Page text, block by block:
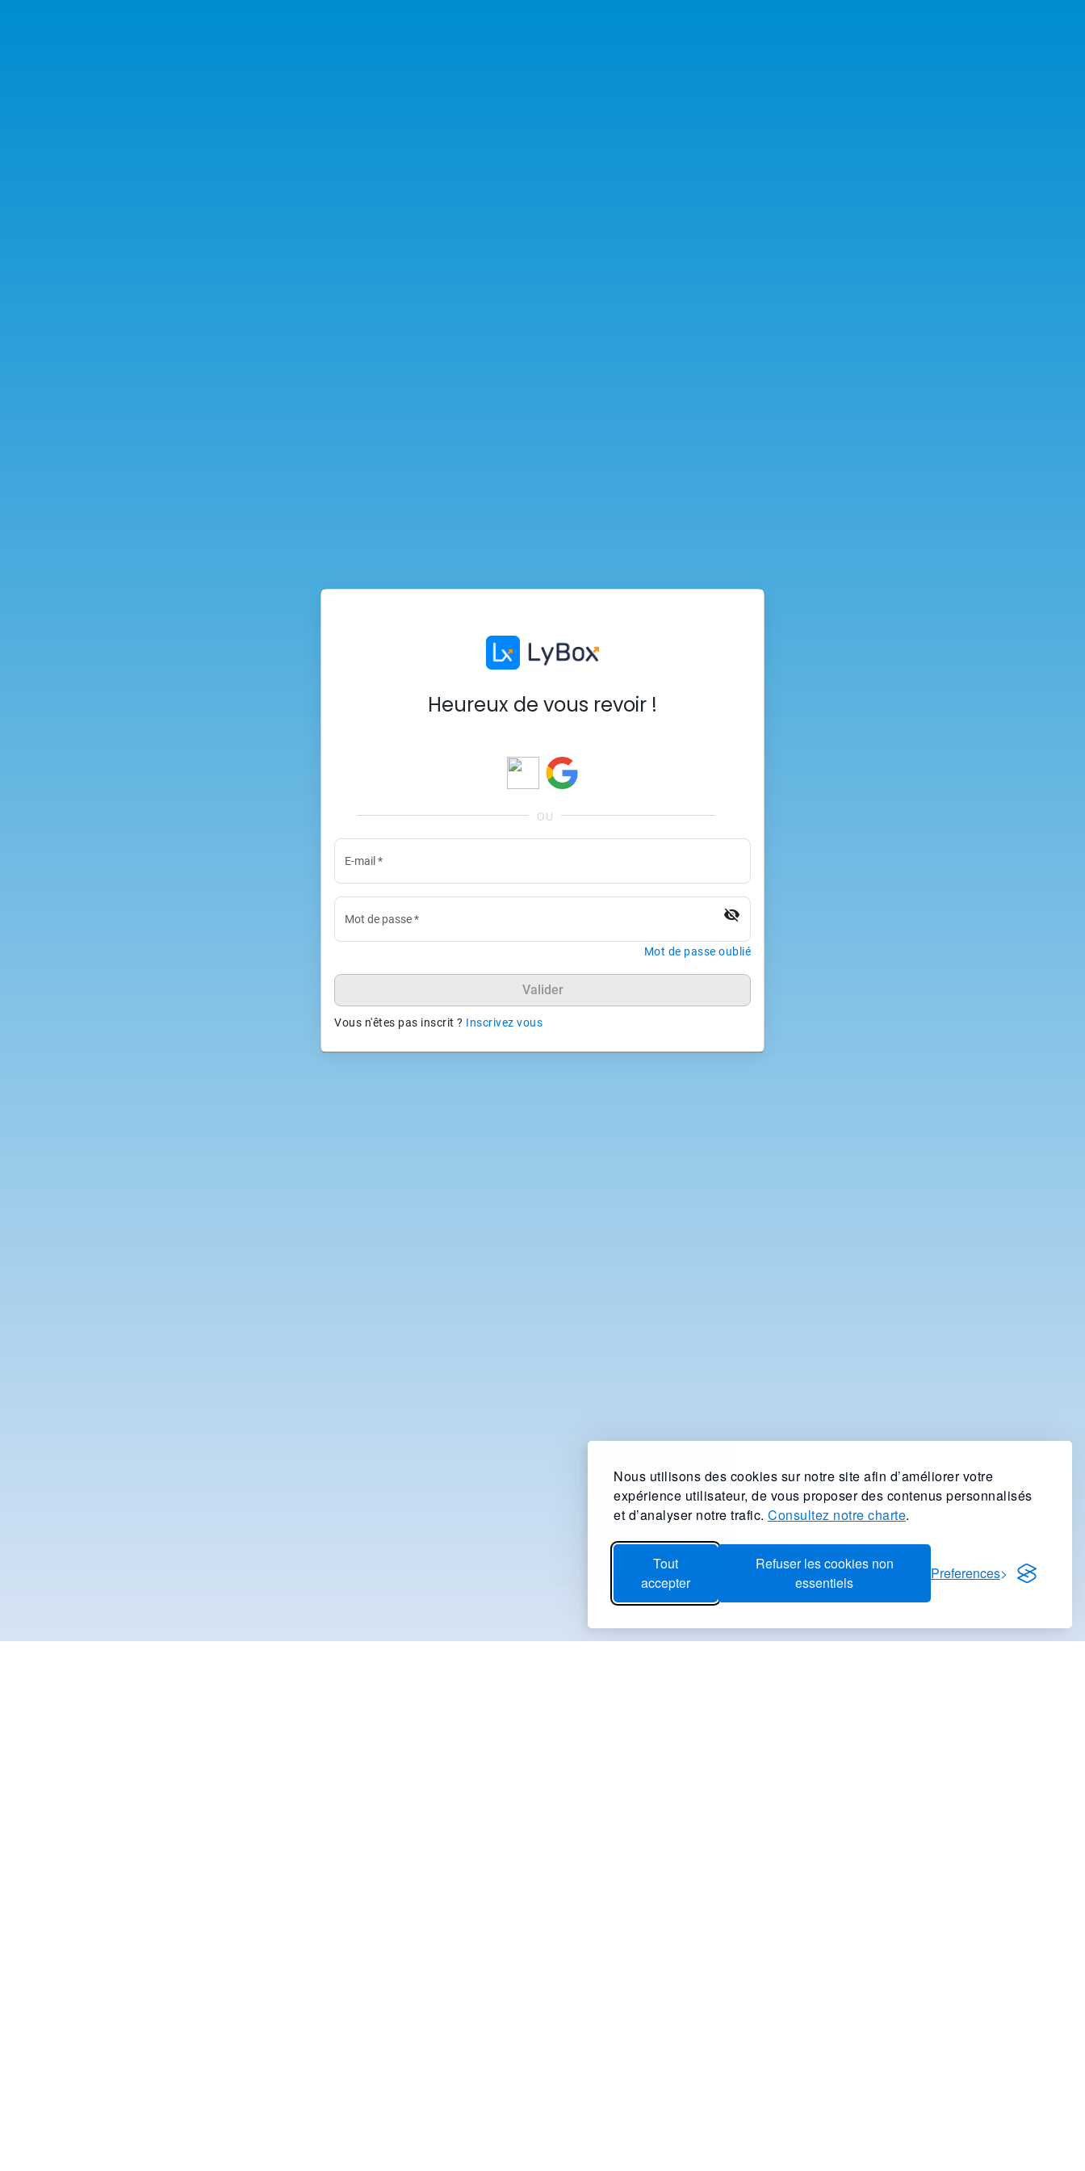
Nous utilisons des cookies sur notre site afin d’améliorer votre
expérience utilisateur, de vous proposer des contenus personnalisés
et d’analyser notre trafic. Consultez notre charte.
Tout
accepter
Refuser les cookies non
essentiels
Preferences
Heureux de vous revoir !
E-mail *
Mot de passe* visibility_off
Mot de passe oublié
Valider
Vous n'êtes pas inscrit ? Inscrivez vous